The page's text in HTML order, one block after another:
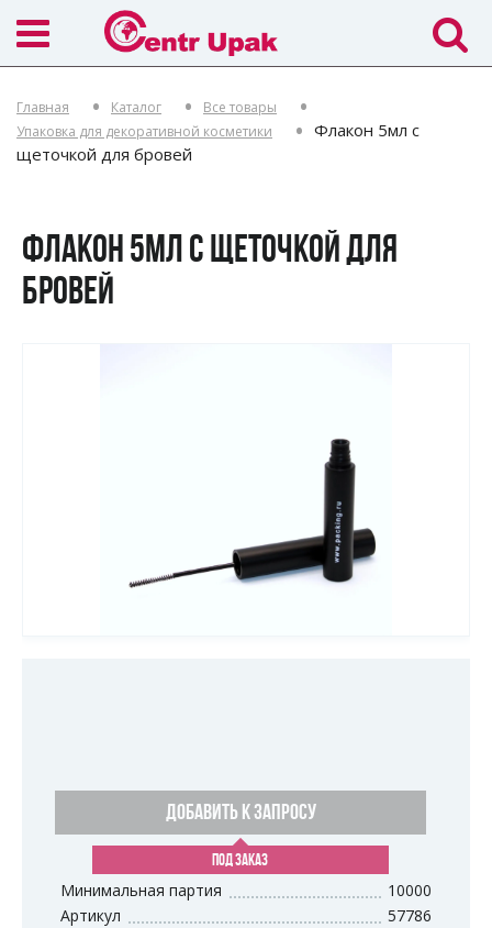
Главная Каталог
Все товары
Упаковка для декоративной косметики
Флакон 5мл с
щеточкой для бровей
ФЛАКОН 5МЛ С ЩЕТОЧКОЙ ДЛЯ
БРОВЕЙ
ДОБАВИТЬ К ЗАПРОСУ
ПОД ЗАКАЗ
Минимальная партия
10000
Артикул
57786